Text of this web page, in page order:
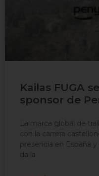
Kailas FUGA
sponsor de
La marca global de
con la carrera
presencia en España
da la